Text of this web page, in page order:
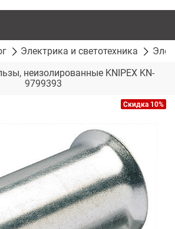
Электрика и светотехника
неизолированные KNIPEX KN-
9799393
Скидка 10%